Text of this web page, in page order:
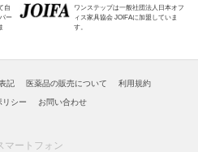
自
ー
ワンステップは一般社団法人日本オフ
ィス家具協会 JOIFAに加盟していま
す。
記 医薬品の販売について 利用規約
リシー お問い合わせ
マートフォン